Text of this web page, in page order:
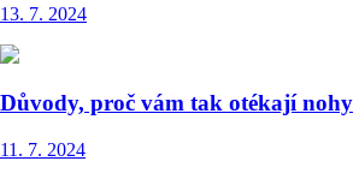
13. 7. 2024
Důvody, proč vám tak otékají nohy
11. 7. 2024